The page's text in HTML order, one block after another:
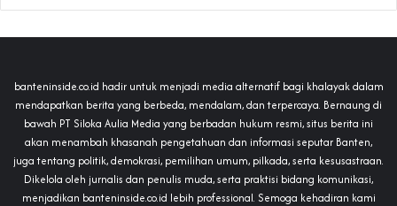
banteninside.co.id hadir untuk menjadi media alternatif bagi khalayak dalam
mendapatkan berita yang berbeda, mendalam, dan terpercaya. Bernaung di
bawah PT Siloka Aulia Media yang berbadan hukum resmi, situs berita ini
akan menambah khasanah pengetahuan dan informasi seputar Banten,
juga tentang politik, demokrasi, pemilihan umum, pilkada, serta kesusastraan.
Dikelola oleh jurnalis dan penulis muda, serta praktisi bidang komunikasi,
menjadikan banteninside.co.id lebih professional. Semoga kehadiran kami